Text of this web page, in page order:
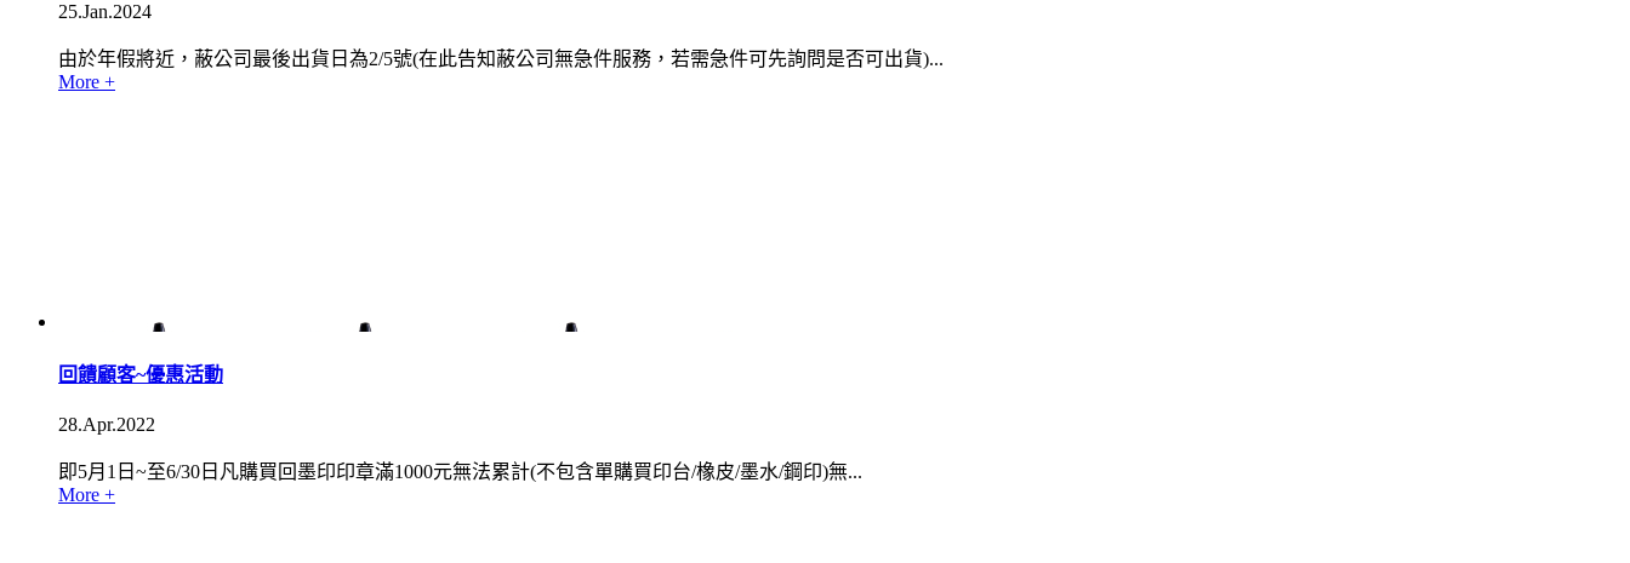
25.Jan.2024
由於年假將近，蔽公司最後出貨日為2/5號(在此告知蔽公司無急件服務，若需急件可先詢問是否可出貨)...
More +
回饋顧客~優惠活動
28.Apr.2022
即5月1日~至6/30日凡購買回墨印印章滿1000元無法累計(不包含單購買印台/橡皮/墨水/鋼印)無...
More +